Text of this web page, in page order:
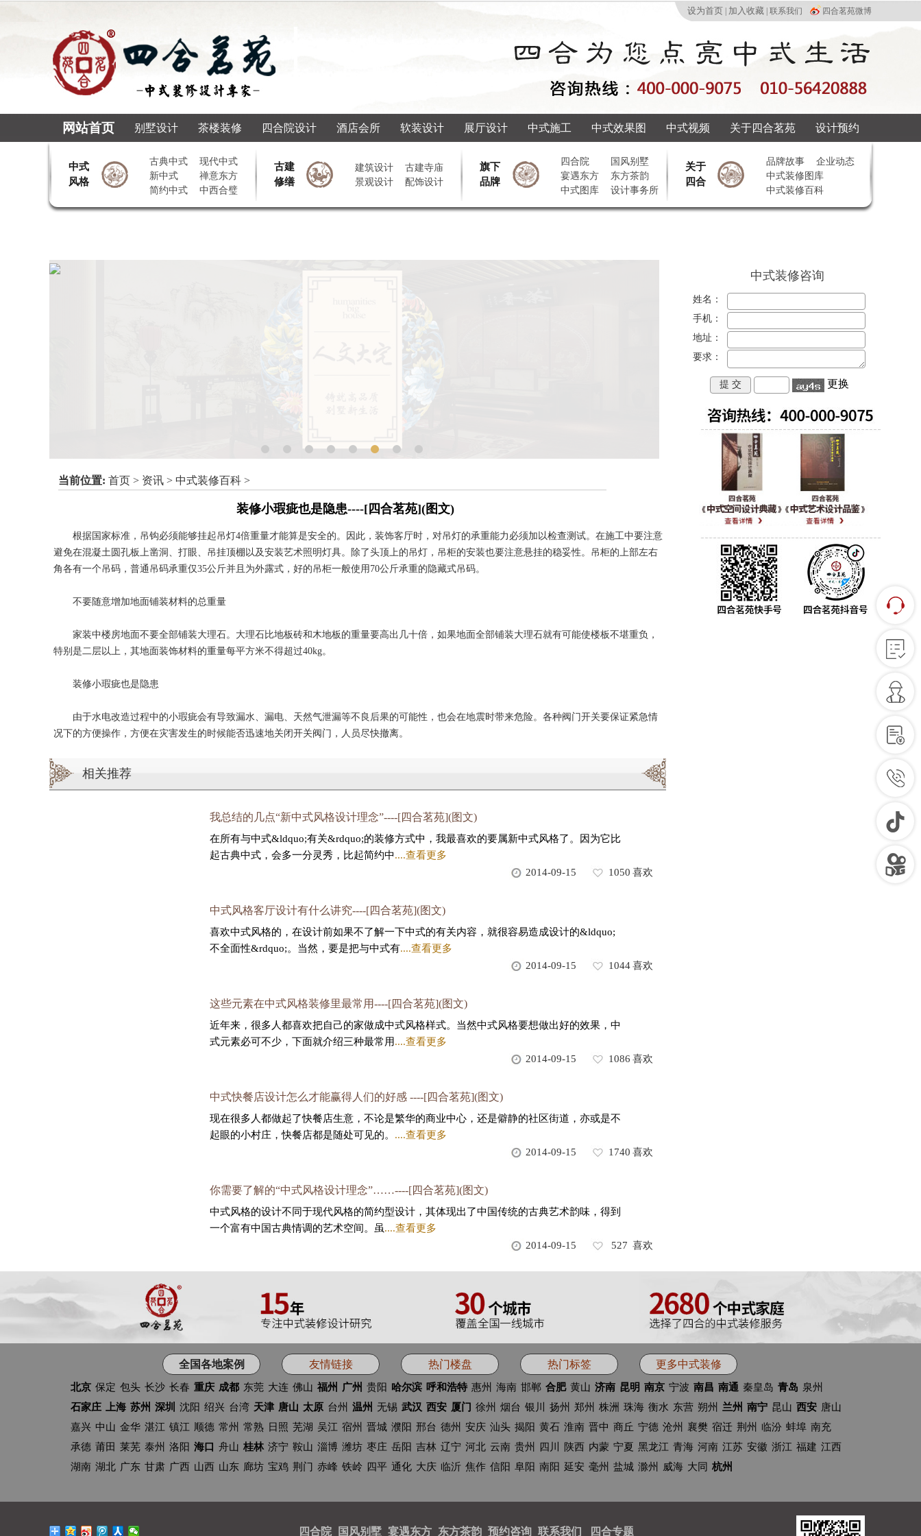
设为首页 加入收藏 联系我们 四合茗苑微博
网站首页 别墅设计 茶楼装修 四合院设计 酒店会所 软装设计 展厅设计 中式施工 中式效果图 中式视频 关于四合茗苑 设计预约
中式
风格
古典中式
现代中式
新中式
禅意东方
简约中式
中西合璧
古建
修缮
建筑设计
古建寺庙
景观设计
配饰设计
旗下
品牌
四合院
国风别墅
宴遇东方
东方茶韵
中式图库
设计事务所
关于
四合
品牌故事
企业动态
中式装修图库
中式装修百科
中式装修咨询
姓名：
手机：
地址：
要求：
更换
当前位置: 首页 > 资讯 > 中式装修百科 >
装修小瑕疵也是隐患----[四合茗苑](图文)
根据国家标准，吊钩必须能够挂起吊灯4倍重量才能算是安全的。因此，装饰客厅时，对吊灯的承重能力必须加以检查测试。在施工中要注意
避免在混凝土圆孔板上凿洞、打眼、吊挂顶棚以及安装艺术照明灯具。除了头顶上的吊灯，吊柜的安装也要注意悬挂的稳妥性。吊柜的上部左右
角各有一个吊码，普通吊码承重仅35公斤并且为外露式，好的吊柜一般使用70公斤承重的隐藏式吊码。
不要随意增加地面铺装材料的总重量
家装中楼房地面不要全部铺装大理石。大理石比地板砖和木地板的重量要高出几十倍，如果地面全部铺装大理石就有可能使楼板不堪重负，
特别是二层以上，其地面装饰材料的重量每平方米不得超过40kg。
装修小瑕疵也是隐患
由于水电改造过程中的小瑕疵会有导致漏水、漏电、天然气泄漏等不良后果的可能性，也会在地震时带来危险。各种阀门开关要保证紧急情
况下的方便操作，方便在灾害发生的时候能否迅速地关闭开关阀门，人员尽快撤离。
相关推荐
我总结的几点“新中式风格设计理念”----[四合茗苑](图文)
在所有与中式&ldquo;有关&rdquo;的装修方式中，我最喜欢的要属新中式风格了。因为它比
起古典中式，会多一分灵秀，比起简约中....查看更多
2014-09-15
1050 喜欢
中式风格客厅设计有什么讲究----[四合茗苑](图文)
喜欢中式风格的，在设计前如果不了解一下中式的有关内容，就很容易造成设计的&ldquo;
不全面性&rdquo;。当然，要是把与中式有....查看更多
2014-09-15
1044喜欢
这些元素在中式风格装修里最常用----[四合茗苑](图文)
近年来，很多人都喜欢把自己的家做成中式风格样式。当然中式风格要想做出好的效果，中
式元素必可不少，下面就介绍三种最常用....查看更多
2014-09-15
1086 喜欢
中式快餐店设计怎么才能赢得人们的好感 ----[四合茗苑](图文)
现在很多人都做起了快餐店生意，不论是繁华的商业中心，还是僻静的社区街道，亦或是不
起眼的小村庄，快餐店都是随处可见的。 ....查看更多
2014-09-15
1740 喜欢
你需要了解的“中式风格设计理念”……----[四合茗苑](图文)
中式风格的设计不同于现代风格的简约型设计，其体现出了中国传统的古典艺术韵味，得到
一个富有中国古典情调的艺术空间。虽....查看更多
2014-09-15
527 喜欢
全国各地案例 友情链接 热门楼盘 热门标签 更多中式装修
北京 保定 包头 长沙 长春 重庆 成都 东莞 大连 佛山 福州 广州 贵阳 哈尔滨 呼和浩特 惠州 海南 邯郸 合肥 黄山 济南 昆明 南京 宁波 南昌 南通 秦皇岛 青岛 泉州
石家庄
上海 苏州 深圳 沈阳 绍兴 台湾 天津 唐山 太原 台州 温州 无锡 武汉 西安 厦门 徐州 烟台 银川 扬州 郑州 株洲 珠海 衡水 东营 朔州 兰州 南宁 昆山 西安 唐山
嘉兴 中山 金华 湛江 镇江 顺德 常州 常熟 日照 芜湖 吴江 宿州 晋城 濮阳 邢台 德州 安庆 汕头 揭阳 黄石 淮南 晋中 商丘 宁德 沧州 襄樊 宿迁 荆州 临汾 蚌埠 南充
承德 莆田 莱芜 泰州 洛阳 海口 舟山 桂林 济宁 鞍山 淄博 潍坊 枣庄 岳阳 吉林 辽宁 河北 云南 贵州 四川 陕西 内蒙 宁夏 黑龙江 青海 河南 江苏 安徽 浙江 福建 江西
湖南 湖北 广东 甘肃 广西 山西 山东 廊坊 宝鸡 荆门 赤峰 铁岭 四平 通化 大庆 临沂 焦作 信阳 阜阳 南阳 延安 毫州 盐城 滁州 威海 大同 杭州
四合院 国风别墅 宴遇东方 东方茶韵 预约咨询 联系我们 四合专题